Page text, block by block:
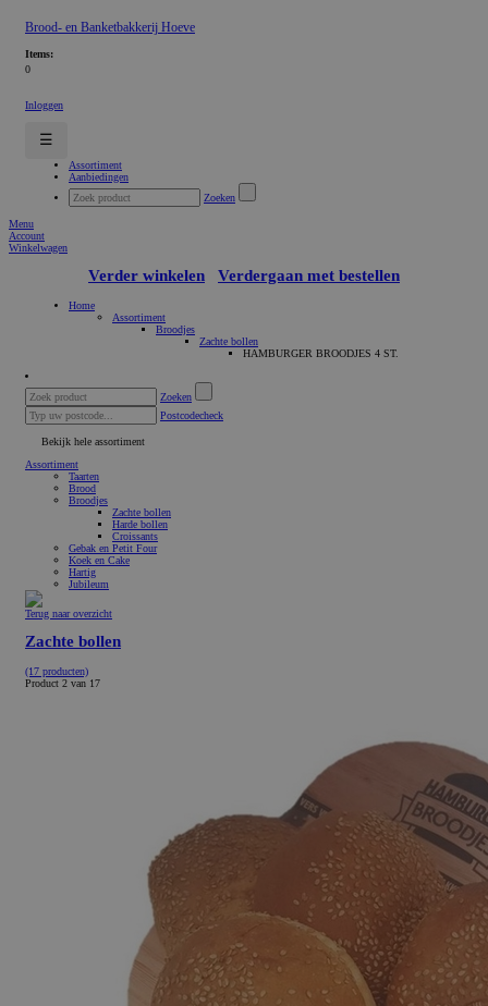
Brood- en Banketbakkerij Hoeve
Items:
0
Inloggen
☰
Assortiment
Aanbiedingen
Zoeken
Menu
Account
Winkelwagen
Verder winkelen Verdergaan met bestellen
Home
Assortiment
Broodjes
Zachte bollen
HAMBURGER BROODJES 4 ST.
Zoeken
Postcodecheck
Bekijk hele assortiment
Assortiment
Taarten
Brood
Broodjes
Zachte bollen
Harde bollen
Croissants
Gebak en Petit Four
Koek en Cake
Hartig
Jubileum
Terug naar overzicht
Zachte bollen
(17 producten)
Product 2 van 17